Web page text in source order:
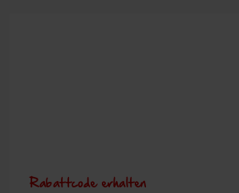
Rabattcode erhalten